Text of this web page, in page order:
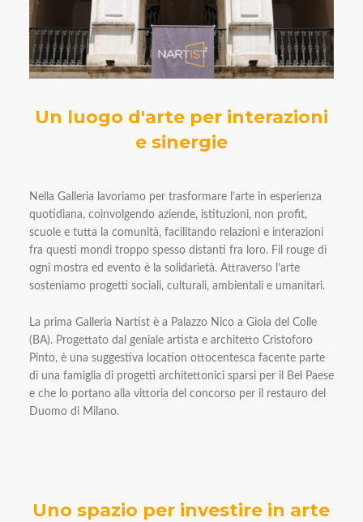
Un luogo d'arte per interazioni
e sinergie
Nella Galleria lavoriamo per trasformare l’arte in esperienza
quotidiana, coinvolgendo aziende, istituzioni, non profit,
scuole e tutta la comunità, facilitando relazioni e interazioni
fra questi mondi troppo spesso distanti fra loro. Fil rouge di
ogni mostra ed evento è la solidarietà. Attraverso l’arte
sosteniamo progetti sociali, culturali, ambientali e umanitari.
La prima Galleria Nartist è a Palazzo Nico a Gioia del Colle
(BA). Progettato dal geniale artista e architetto Cristoforo
Pinto, è una suggestiva location ottocentesca facente parte
di una famiglia di progetti architettonici sparsi per il Bel Paese
e che lo portano alla vittoria del concorso per il restauro del
Duomo di Milano.
Uno spazio per investire in arte